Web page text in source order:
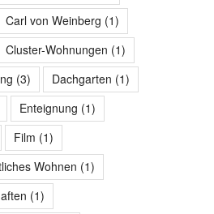
Carl von Weinberg (1)
Cluster-Wohnungen (1)
(3) Dachgarten (1)
Enteignung (1)
Film (1)
Wohnen (1)
(1)